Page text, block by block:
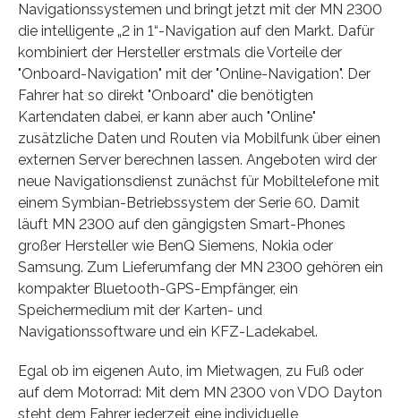
Navigationssystemen und bringt jetzt mit der MN 2300
die intelligente „2 in 1“-Navigation auf den Markt. Dafür
kombiniert der Hersteller erstmals die Vorteile der
"Onboard-Navigation" mit der "Online-Navigation". Der
Fahrer hat so direkt "Onboard" die benötigten
Kartendaten dabei, er kann aber auch "Online"
zusätzliche Daten und Routen via Mobilfunk über einen
externen Server berechnen lassen. Angeboten wird der
neue Navigationsdienst zunächst für Mobiltelefone mit
einem Symbian-Betriebssystem der Serie 60. Damit
läuft MN 2300 auf den gängigsten Smart-Phones
großer Hersteller wie BenQ Siemens, Nokia oder
Samsung. Zum Lieferumfang der MN 2300 gehören ein
kompakter Bluetooth-GPS-Empfänger, ein
Speichermedium mit der Karten- und
Navigationssoftware und ein KFZ-Ladekabel.
Egal ob im eigenen Auto, im Mietwagen, zu Fuß oder
auf dem Motorrad: Mit dem MN 2300 von VDO Dayton
steht dem Fahrer jederzeit eine individuelle